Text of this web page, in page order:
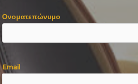
Ονοματεπώνυμο
Email